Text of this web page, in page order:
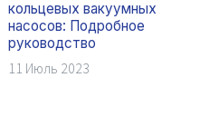
кольцевых вакуумных
насосов: Подробное
руководство
11 Июль 2023